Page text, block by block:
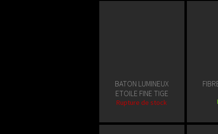
BATON LUMINEUX
ETOILE FINE TIGE
Rupture de stock